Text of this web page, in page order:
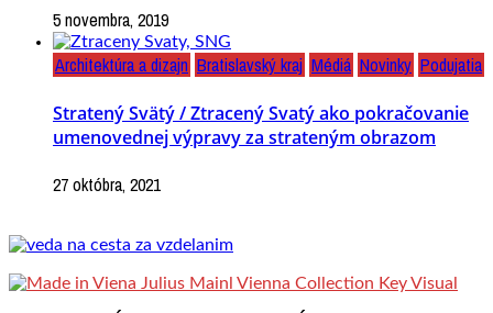
5 novembra, 2019
Architektúra a dizajn Bratislavský kraj Médiá Novinky Podujatia
Stratený Svätý / Ztracený Svatý ako pokračovanie
umenovednej výpravy za strateným obrazom
27 októbra, 2021